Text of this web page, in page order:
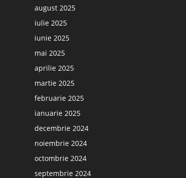
august 2025
iulie 2025
iunie 2025
mai 2025
aprilie 2025
martie 2025
februarie 2025
ianuarie 2025
decembrie 2024
noiembrie 2024
octombrie 2024
septembrie 2024